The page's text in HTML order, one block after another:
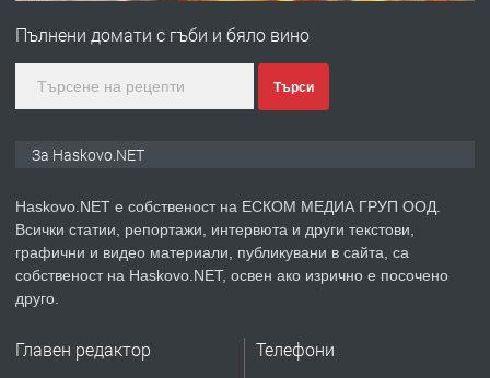
КУБА
преди 4 дни
ПРЕДЛАГА СГЛОБЯВАНЕ НА МЕБЕЛИ.
Пълнени домати с гъби и бяло вино
Търси
За Haskovo.NET
Haskovo.NET е собственост на ЕСКОМ МЕДИА ГРУП ООД.
Всички статии, репортажи, интервюта и други текстови,
графични и видео материали, публикувани в сайта, са
собственост на Haskovo.NET, освен ако изрично е посочено
друго.
Главен редактор Телефони